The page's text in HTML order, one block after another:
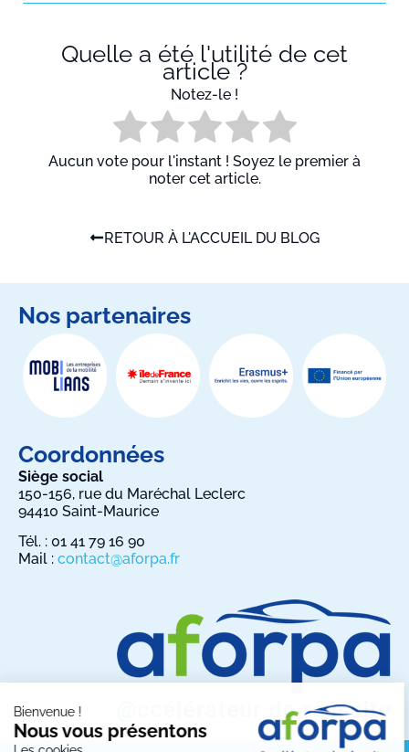
Bienvenue !
Nous vous présentons
Quelle a été l'utilité de cet
article ?
Notez-le !
Aucun vote pour l'instant ! Soyez le premier à
noter cet article.
RETOUR À L'ACCUEIL DU BLOG
Nos partenaires
Coordonnées
Siège social
150-156, rue du Maréchal Leclerc
94410 Saint-Maurice
Tél. : 01 41 79 16 90
Mail : contact@aforpa.fr